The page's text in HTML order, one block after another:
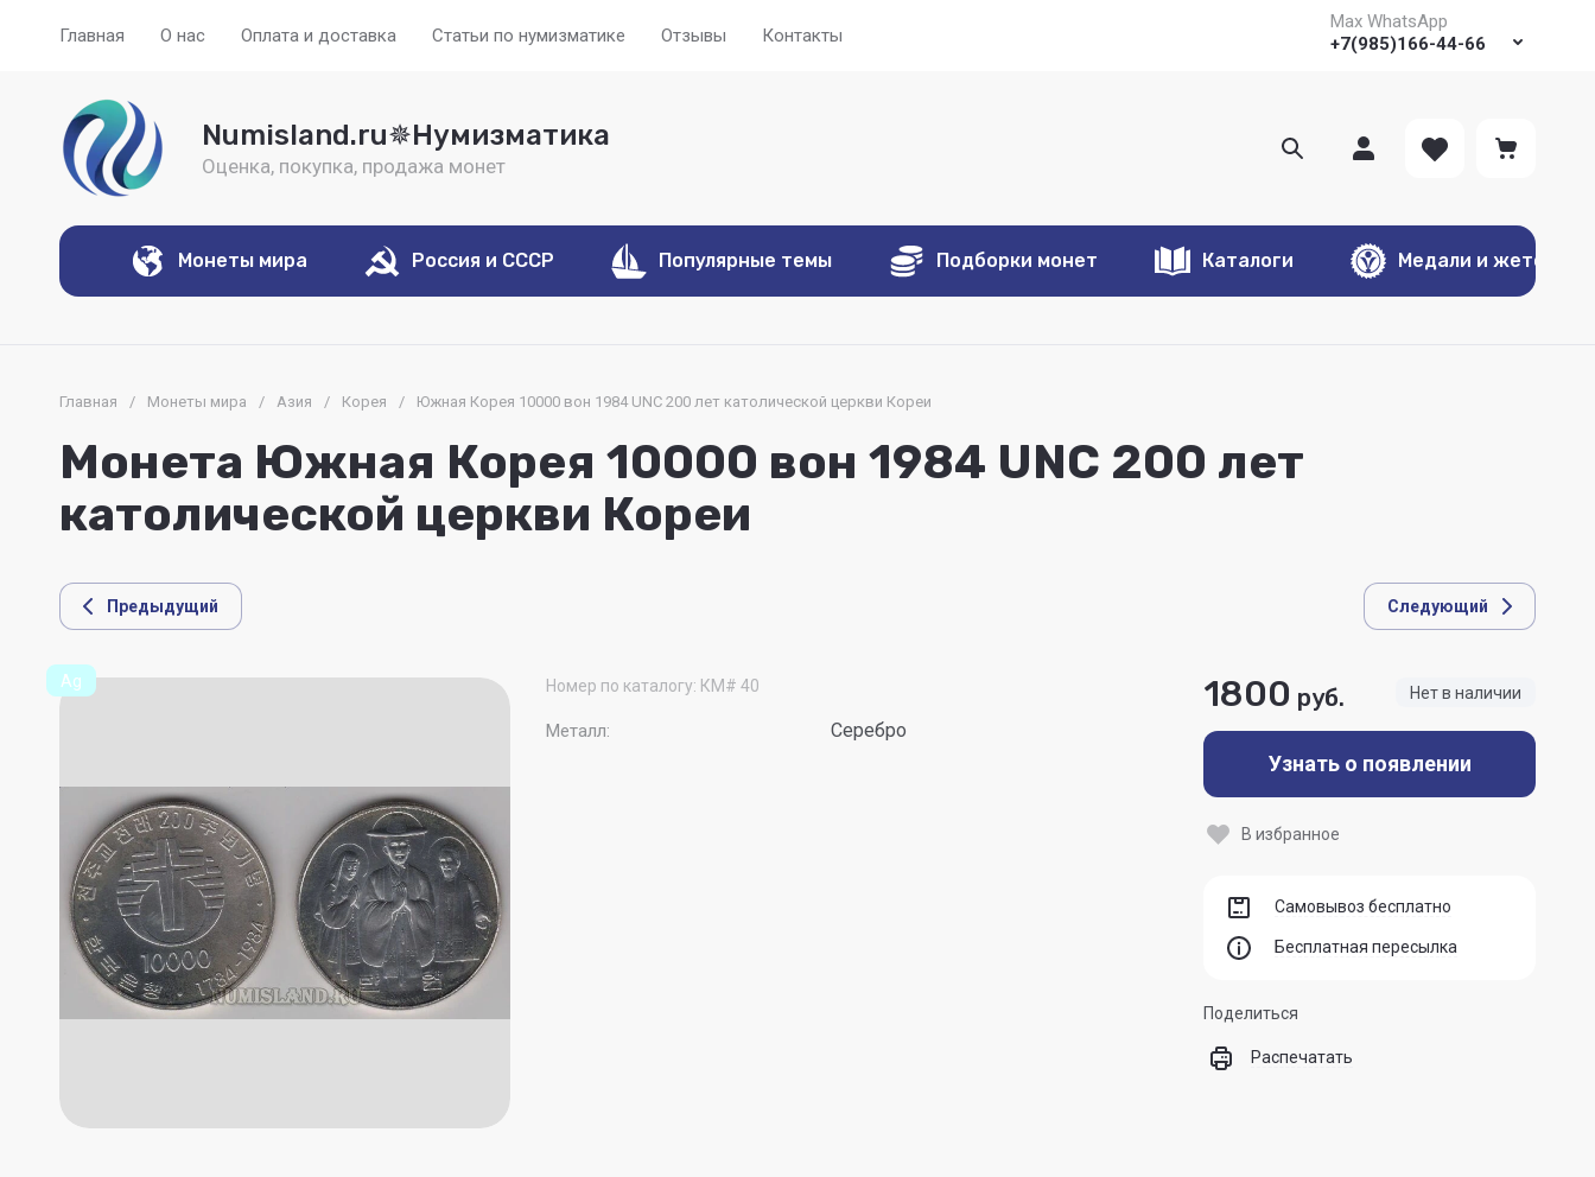
Главная О нас Оплата и доставка Статьи по нумизматике Отзывы Контакты
Max WhatsApp
+7(985)166-44-66
Numisland.ru✵Нумизматика
Оценка, покупка, продажа монет
Монеты мира Россия и СССР Популярные темы Подборки монет Каталоги Медали и жетоны
Главная / Монеты мира / Азия / Корея / Южная Корея 10000 вон 1984 UNC 200 лет католической церкви Кореи
Монета Южная Корея 10000 вон 1984 UNC 200 лет
католической церкви Кореи
Предыдущий Следующий
Ag Номер по каталогу: КМ# 40
Металл: Серебро
Нет в наличии
1800 руб.
Узнать о появлении
В избранное
Самовывоз бесплатно
Бесплатная пересылка
Поделиться
Распечатать